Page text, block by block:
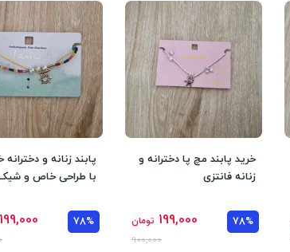
خرید پابند مچ پا دخترانه و
زنانه فانتزی
78%
199,000 تومان
900,000
پابند زنانه و دخترانه
با طراحی خاص و
78%
199,000